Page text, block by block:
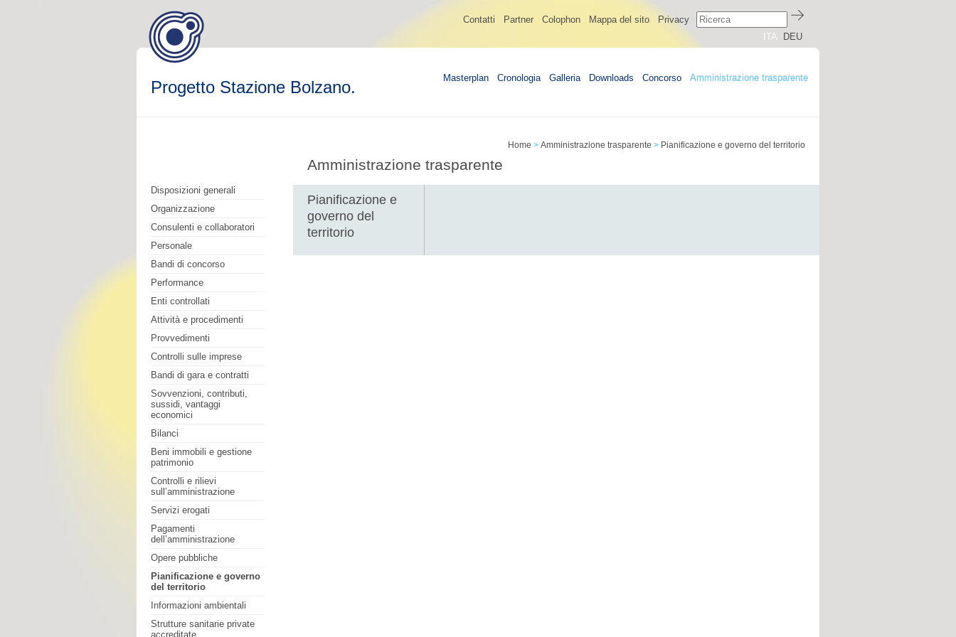
Contatti Partner Colophon Mappa del sito
Privacy
ITA
DEU
Progetto Stazione Bolzano. Masterplan Cronologia Galleria Downloads Concorso Amministrazione trasparente
Disposizioni generali
Organizzazione
Consulenti e collaboratori
Personale
Bandi di concorso
Performance
Enti controllati
Attività e procedimenti
Provvedimenti
Controlli sulle imprese
Bandi di gara e contratti
Sovvenzioni, contributi,
sussidi, vantaggi
economici
Bilanci
Beni immobili e gestione
patrimonio
Controlli e rilievi
sull’amministrazione
Servizi erogati
Pagamenti
dell’amministrazione
Opere pubbliche
Pianificazione e governo
del territorio
Informazioni ambientali
Strutture sanitarie private
accreditate
Home > Amministrazione trasparente > Pianificazione e governo del territorio
Amministrazione trasparente
Pianificazione e
governo del
territorio